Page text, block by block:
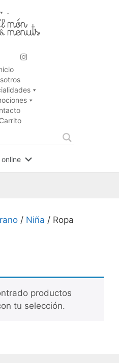
Carrito
/ Niña / Ropa
productos
tu selección.